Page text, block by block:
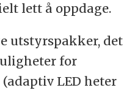
lett å oppdage.
utstyrspakker, det
for
LED heter